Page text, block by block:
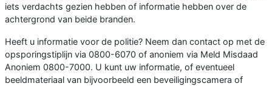
iets verdachts gezien hebben of informatie hebben over de
achtergrond van beide branden.
Heeft u informatie voor de politie? Neem dan contact op met de
opsporingstiplijn via 0800-6070 of anoniem via Meld Misdaad
Anoniem 0800-7000. U kunt uw informatie, of eventueel
beeldmateriaal van bijvoorbeeld een beveiligingscamera of